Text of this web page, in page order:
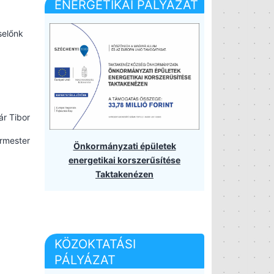
Tibor
ENERGETIKAI PÁLYÁZAT
Önkormányzati épületek
energetikai korszerűsítése
Taktakenézen
KÖZOKTATÁSI
PÁLYÁZAT